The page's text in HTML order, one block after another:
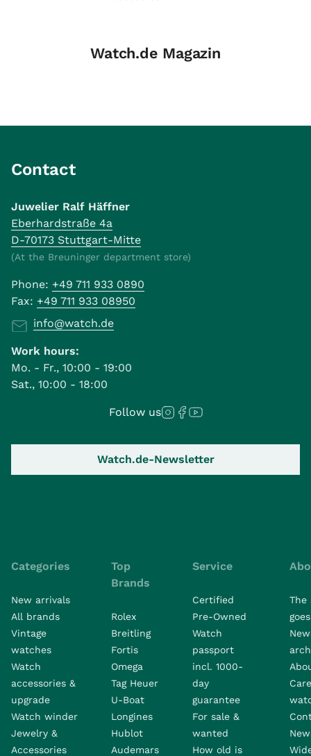
Diamond
Watch.de Magazin
Contact
Juwelier Ralf Häffner
Eberhardstraße 4a
D-70173 Stuttgart-Mitte
(At the Breuninger department store)
Phone: +49 711 933 0890
Fax: +49 711 933 08950
info@watch.de
Work hours:
Mo. - Fr., 10:00 - 19:00
Sat., 10:00 - 18:00
Follow us
Watch.de-Newsletter
Categories
New arrivals
All brands
Vintage
watches
Watch
accessories &
upgrade
Watch winder
Jewelry &
Accessories
Top
Brands
Rolex
Breitling
Fortis
Omega
Tag Heuer
U-Boat
Longines
Hublot
Audemars
Service
Certified
Pre-Owned
Watch
passport
incl. 1000-
day
guarantee
For sale &
wanted
How old is
The